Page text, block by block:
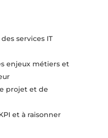
services IT
enjeux métiers et
projet et de
et à raisonner